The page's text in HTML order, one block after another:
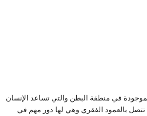
في منطقة البطن والتي تساعد الإنسان
بالعمود الفقري وهي لها دور مهم في